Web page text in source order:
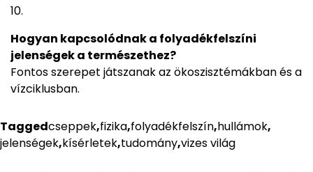
Hogyan kapcsolódnak a folyadékfelszíni
jelenségek a természethez?
Fontos szerepet játszanak az ökoszisztémákban és a
vízciklusban.
Taggedcseppek,fizika,folyadékfelszín,hullámok,
jelenségek,kísérletek,tudomány,vizes világ